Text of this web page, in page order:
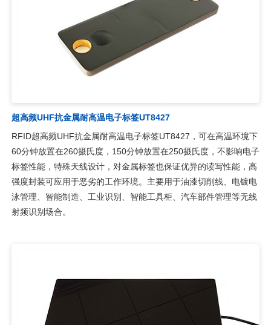
超高频UHF抗金属耐高温电子标签UT8427
RFID超高频UHF抗金属耐高温电子标签UT8427，可在高温环境下
60分钟放置在260摄氏度，150分钟放置在250摄氏度，不影响电子
标签性能，特殊天线设计，对金属标签也保证优异的读写性能，高
强度封装可应用于恶劣的工作环境。主要用于油漆切削线、电镀电
泳管理、智能制造、工业识别、智能工具柜、汽车部件管理等无线
射频识别场合。